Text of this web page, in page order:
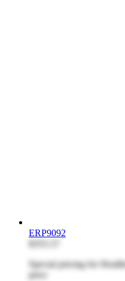
ERP9092
Special pricing for
price